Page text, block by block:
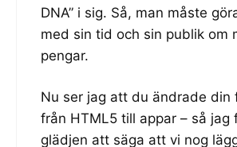
DNA” i sig. Så, man måste
med sin tid och sin publik om
pengar.
Nu ser jag att du ändrade din
från HTML5 till appar – så jag
glädjen att säga att vi nog